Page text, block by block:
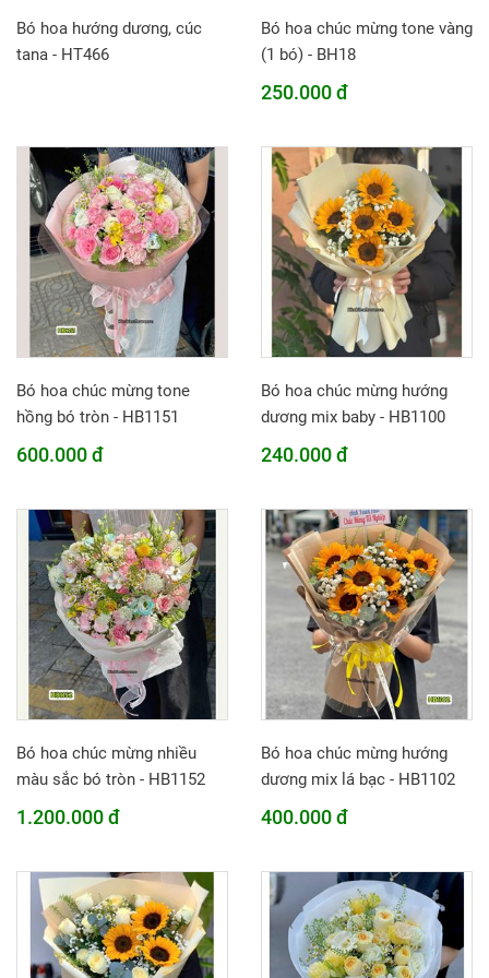
Bó hoa hướng dương, cúc
tana - HT466
Bó hoa chúc mừng tone vàng
(1 bó) - BH18
250.000 đ
Bó hoa chúc mừng tone
hồng bó tròn - HB1151
600.000 đ
Bó hoa chúc mừng hướng
dương mix baby - HB1100
240.000 đ
Bó hoa chúc mừng nhiều
màu sắc bó tròn - HB1152
1.200.000 đ
Bó hoa chúc mừng hướng
dương mix lá bạc - HB1102
400.000 đ